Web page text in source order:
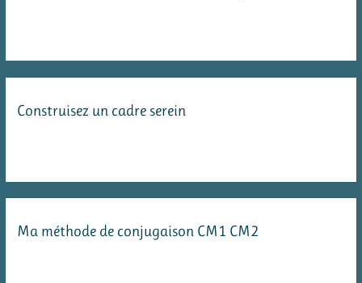
Construisez un cadre serein
Ma méthode de conjugaison CM1 CM2